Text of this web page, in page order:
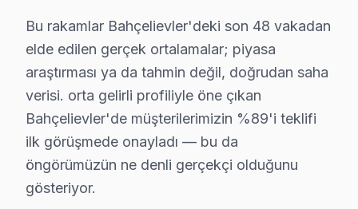
• Bahçelievler servisimizde uydu/kablo alıcısı
• Bahçelievler'de Smart ekran uygulama kurulumu ve
Bahçelievler'da aynı gün televizyon ünitesi kurulum
Bahçelievler'da Awox Önleyici Bakım – Arıza
Televizyon arızalarının büyük kısmı ihmal edilen
Bakım işlemlerimiz:
Bu rakamlar Bahçelievler'deki son 48 vakadan
elde edilen gerçek ortalamalar; piyasa
araştırması ya da tahmin değil, doğrudan saha
verisi. orta gelirli profiliyle öne çıkan
Bahçelievler'de müşterilerimizin %89'i teklifi
ilk görüşmede onayladı — bu da
öngörümüzün ne denli gerçekçi olduğunu
gösteriyor.